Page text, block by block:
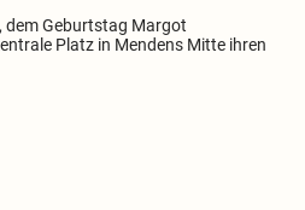
dem Geburtstag Margot
Platz in Mendens Mitte ihren